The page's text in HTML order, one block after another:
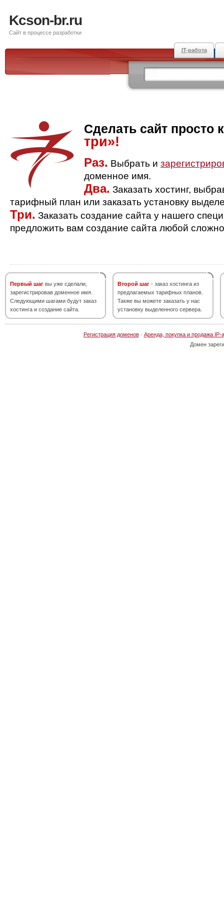
Kcson-br.ru
Сайт в процессе разработки
IT-работа
Сделать сайт просто
три»!
Раз. Выбрать и
доменное имя.
Два. Заказать хостинг,
тарифный план или заказать установку
Три. Заказать создание сайта у нашего
предложить вам создание сайта любой
Первый шаг вы уже сделали,
зарегистрировав доменное имя.
Следующими шагами будут заказ
хостинга и создание сайта.
Второй шаг - заказ хостинга из
предлагаемых тарифных планов.
Также вы можете заказать у нас
установку выделенного сервера.
Регистрация доменов· Аренда, покупка и продажа IP-
Домен